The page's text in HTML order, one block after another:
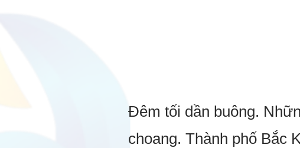
Đêm tối dần buông.
choang. Thành phố Bắc